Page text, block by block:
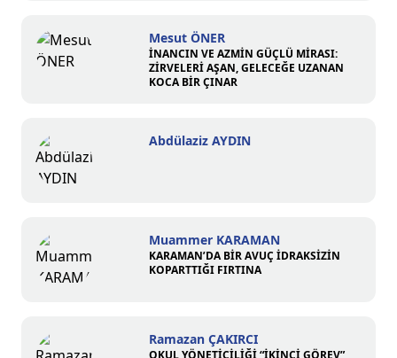
Mesut ÖNER
İNANCIN VE AZMİN GÜÇLÜ MİRASI:
ZİRVELERİ AŞAN, GELECEĞE UZANAN
KOCA BİR ÇINAR
Abdülaziz AYDIN
Muammer KARAMAN
KARAMAN’DA BİR AVUÇ İDRAKSİZİN
KOPARTTIĞI FIRTINA
Ramazan ÇAKIRCI
OKUL YÖNETİCİLİĞİ “İKİNCİ GÖREV”